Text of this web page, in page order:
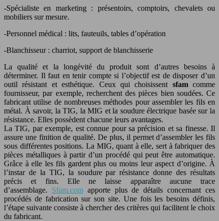
-Spécialiste en marketing : présentoirs, comptoirs, chevalets ou
mobiliers sur mesure.
-Personnel médical : lits, fauteuils, tables d’opération
-Blanchisseur : charriot, support de blanchisserie
La qualité et la longévité du produit sont d’autres besoins à
déterminer. Il faut en tenir compte si l’objectif est de disposer d’un
outil résistant et esthétique. Ceux qui choisissent sfam comme
fournisseur, par exemple, recherchent des pièces bien soudées. Ce
fabricant utilise de nombreuses méthodes pour assembler les fils en
métal. À savoir, la TIG, la MIG et la soudure électrique basée sur la
résistance. Elles possèdent chacune leurs avantages.
La TIG, par exemple, est connue pour sa précision et sa finesse. Il
assure une finition de qualité. De plus, il permet d’assembler les fils
sous différentes positions. La MIG, quant à elle, sert à fabriquer des
pièces métalliques à partir d’un procédé qui peut être automatique.
Grâce à elle les fils gardent plus ou moins leur aspect d’origine. À
l’instar de la TIG, la soudure par résistance donne des résultats
précis et fins. Elle ne laisse apparaître aucune trace
d’assemblage. Sfam.comapporte plus de détails concernant ces
procédés de fabrication sur son site. Une fois les besoins définis,
l’étape suivante consiste à chercher des critères qui facilitent le choix
du fabricant.